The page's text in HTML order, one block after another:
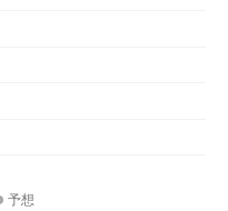
予想